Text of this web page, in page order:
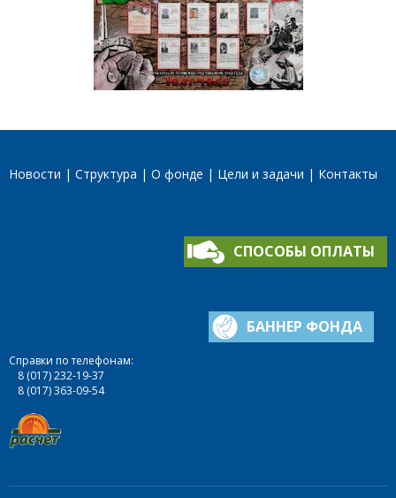
Новости Структура О фонде Цели и задачи Контакты
СПОСОБЫ ОПЛАТЫ
БАННЕР ФОНДА
Справки по телефонам:
8 (017) 232-19-37
8 (017) 363-09-54